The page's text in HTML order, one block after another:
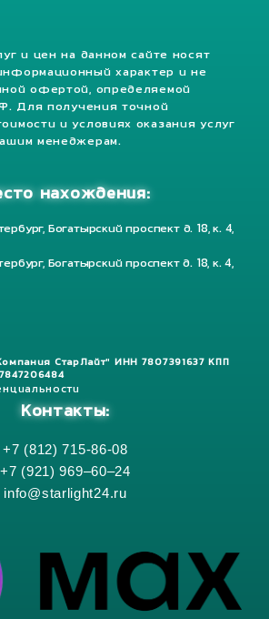
и цен на данном сайте носят
характер и не
офертой, определяемой
Для получения точной
и условиях оказания услуг
менеджерам.
нахождения:
Богатырский проспект д. 18, к. 4,
Богатырский проспект д. 18, к. 4,
СтарЛайт" ИНН 7807391637 КПП
Контакты:
+7 (812) 715-86-08
+7 (921) 969–60–24
info@starlight24.ru